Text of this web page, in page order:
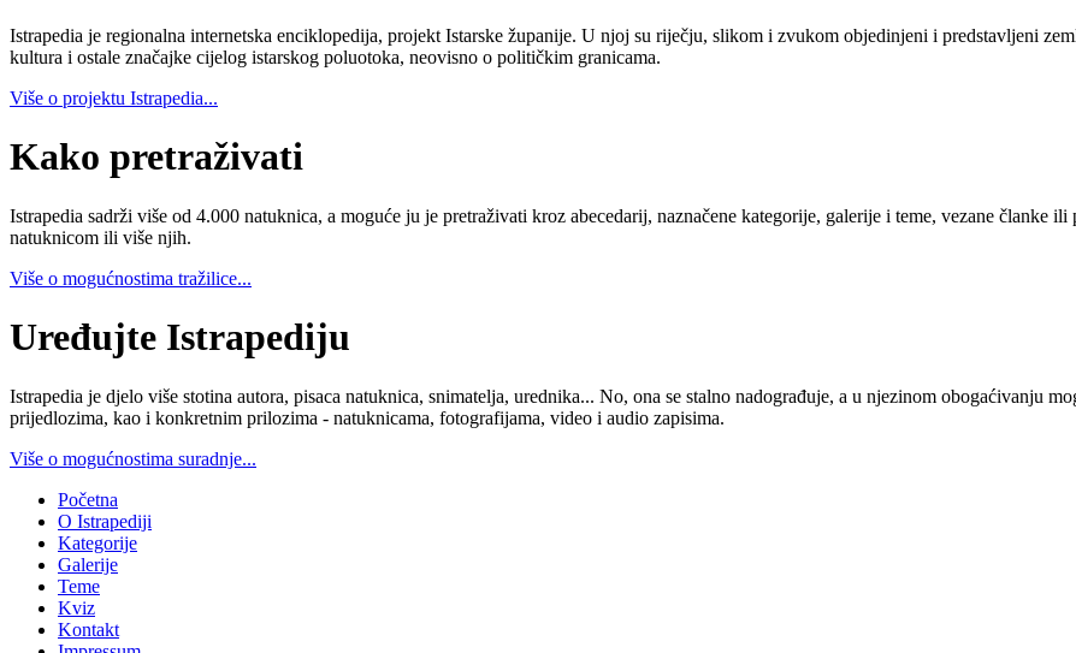
Istrapedia je regionalna internetska enciklopedija, projekt Istarske županije. U njoj su riječju, slikom i zvukom objedinjeni i predstavljeni
kultura i ostale značajke cijelog istarskog poluotoka, neovisno o političkim granicama.
Više o projektu Istrapedia...
Kako pretraživati
Istrapedia sadrži više od 4.000 natuknica, a moguće ju je pretraživati kroz abecedarij, naznačene kategorije, galerije i teme, vezane članke
natuknicom ili više njih.
Više o mogućnostima tražilice...
Uređujte Istrapediju
Istrapedia je djelo više stotina autora, pisaca natuknica, snimatelja, urednika... No, ona se stalno nadograđuje, a u njezinom obogaćivanju
prijedlozima, kao i konkretnim prilozima - natuknicama, fotografijama, video i audio zapisima.
Više o mogućnostima suradnje...
Početna
O Istrapediji
Kategorije
Galerije
Teme
Kviz
Kontakt